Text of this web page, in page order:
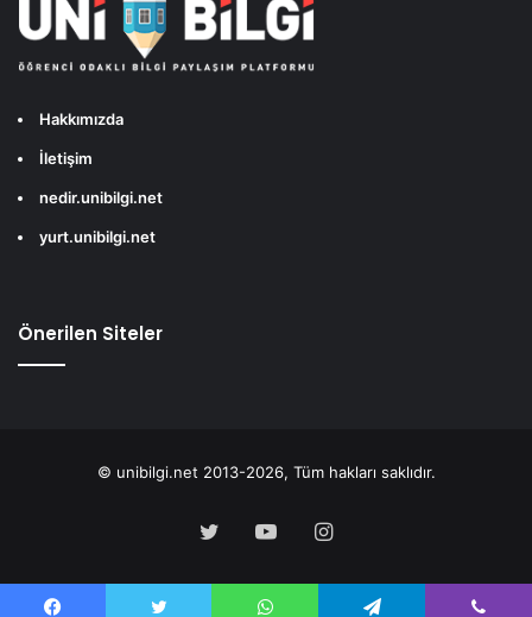
Hakkımızda
İletişim
nedir.unibilgi.net
yurt.unibilgi.net
Önerilen Siteler
© unibilgi.net 2013-2026, Tüm hakları saklıdır.
Twitter YouTubeInstagram